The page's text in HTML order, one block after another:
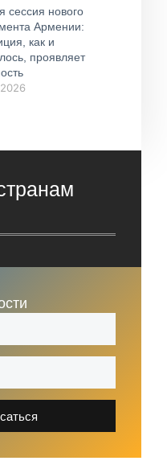
сессия нового
Армении:
как и
проявляет